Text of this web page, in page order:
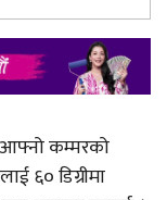
आफ्नो कम्मरको
६० डिग्रीमा